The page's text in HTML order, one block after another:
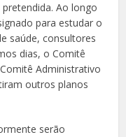
Ao longo
para estudar o
saúde, consultores
dias, o Comitê
Administrativo
outros planos
serão